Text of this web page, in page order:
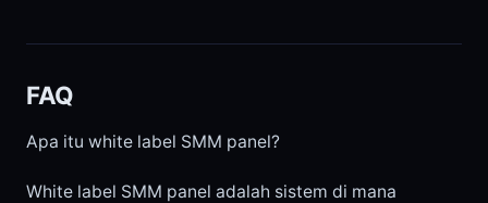
FAQ
Apa itu white label SMM panel?
White label SMM panel adalah sistem di mana